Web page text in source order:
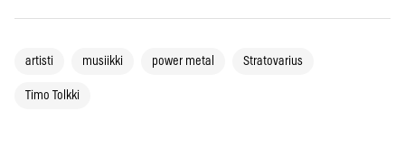
artisti musiikki power metal Stratovarius
Timo Tolkki